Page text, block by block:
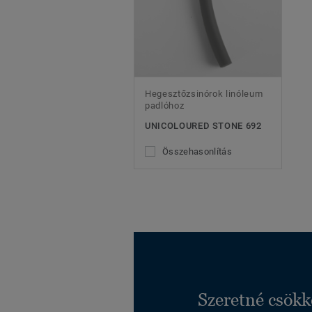
Hegesztőzsinórok linóleum
padlóhoz
UNICOLOURED STONE 692
Összehasonlítás
Szeretné